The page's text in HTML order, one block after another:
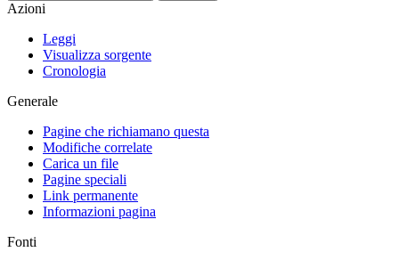
Azioni
Leggi
Visualizza sorgente
Cronologia
Generale
Pagine che richiamano questa
Modifiche correlate
Carica un file
Pagine speciali
Link permanente
Informazioni pagina
Fonti